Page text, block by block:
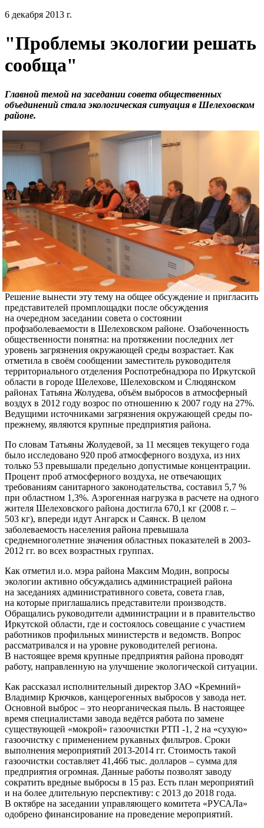
6 декабря 2013 г.
"Проблемы экологии решать
сообща"
Главной темой на заседании совета общественных
объединений стала экологическая ситуация в Шелеховском
районе.
Решение вынести эту тему на общее обсуждение и пригласить
представителей промплощадки после обсуждения
на очередном заседании совета о состоянии
профзаболеваемости в Шелеховском районе. Озабоченность
общественности понятна: на протяжении последних лет
уровень загрязнения окружающей среды возрастает. Как
отметила в своём сообщении заместитель руководителя
территориального отделения Роспотребнадзора по Иркутской
области в городе Шелехове, Шелеховском и Слюдянском
районах Татьяна Жолудева, объём выбросов в атмосферный
воздух в 2012 году возрос по отношению к 2007 году на 27%.
Ведущими источниками загрязнения окружающей среды по-
прежнему, являются крупные предприятия района.
По словам Татьяны Жолудевой, за 11 месяцев текущего года
было исследовано 920 проб атмосферного воздуха, из них
только 53 превышали предельно допустимые концентрации.
Процент проб атмосферного воздуха, не отвечающих
требованиям санитарного законодательства, составил 5,7 %
при областном 1,3%. Аэрогенная нагрузка в расчете на одного
жителя Шелеховского района достигла 670,1 кг (2008 г. –
503 кг), впереди идут Ангарск и Саянск. В целом
заболеваемость населения района превышала
среднемноголетние значения областных показателей в 2003-
2012 гг. во всех возрастных группах.
Как отметил и.о. мэра района Максим Модин, вопросы
экологии активно обсуждались администрацией района
на заседаниях административного совета, совета глав,
на которые приглашались представители производств.
Обращались руководители администрации и в правительство
Иркутской области, где и состоялось совещание с участием
работников профильных министерств и ведомств. Вопрос
рассматривался и на уровне руководителей региона.
В настоящее время крупные предприятия района проводят
работу, направленную на улучшение экологической ситуации.
Как рассказал исполнительный директор ЗАО «Кремний»
Владимир Крючков, канцерогенных выбросов у завода нет.
Основной выброс – это неорганическая пыль. В настоящее
время специалистами завода ведётся работа по замене
существующей «мокрой» газоочистки РТП -1, 2 на «сухую»
газоочистку с применением рукавных фильтров. Сроки
выполнения мероприятий 2013-2014 гг. Стоимость такой
газоочистки составляет 41,466 тыс. долларов – сумма для
предприятия огромная. Данные работы позволят заводу
сократить вредные выбросы в 15 раз. Есть план мероприятий
и на более длительную перспективу: с 2013 до 2018 года.
В октябре на заседании управляющего комитета «РУСАЛа»
одобрено финансирование на проведение мероприятий.